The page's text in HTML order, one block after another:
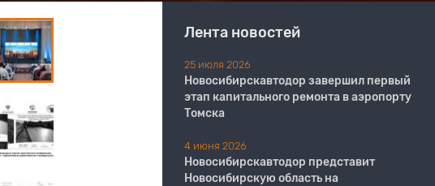
Лента новостей
25 июля 2026
Новосибирскавтодор завершил первый
этап капитального ремонта в аэропорту
Томска
4 июня 2026
Новосибирскавтодор представит
Новосибирскую область на